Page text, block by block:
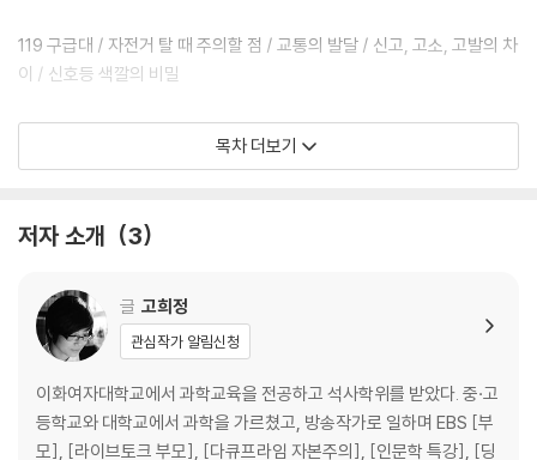
을 할 수 있는 용기와 자신감을, 또 서로의 차이를 인정하고 존중하는 대화
법과 더불어 사는 사회 안에서 상대를 이해하는 과정도 배운다.
이에 가나출판사에서는 법학 드라마의 어린이 버전으로, 다양한 소재를 다
룬 〈변호사 어벤저스〉 시리즈를 펴낸다. 방송 작가 출신인 고희정 작가는
고 기대한다.
119 구급대 / 자전거 탈 때 주의할 점 / 교통의 발달 / 신고, 고소, 고발의 차
이 / 신호등 색깔의 비밀
착한 사마리아인을 찾아라!
은행 / 보험 / 로스쿨 / 경찰권 / 정약용의 재판
이범의 비밀
보험 사기 방지 특별법 / 로마법은 어떻게 만들어졌을까? / 미수 / 증거 재
목차 더보기
저자 소개 3
글 고희정
관심작가 알림신청
이화여자대학교에서 과학교육을 전공하고 석사학위를 받았다. 중·고
등학교와 대학교에서 과학을 가르쳤고, 방송작가로 일하며 EBS [부
모], [라이브토크 부모], [다큐프라임 자본주의], [인문학 특강], [딩